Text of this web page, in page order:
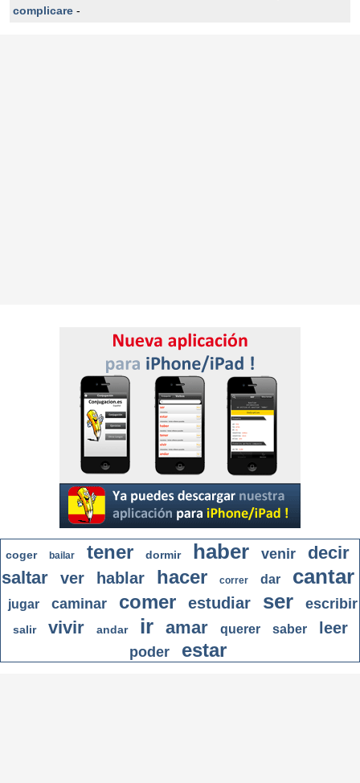
complicare -
coger bailar tener dormir haber venir
decir
saltar
ver hablar hacer correr dar cantar
jugar caminar comer estudiar ser escribir
salir vivir andar ir amar querer saber leer
poder estar